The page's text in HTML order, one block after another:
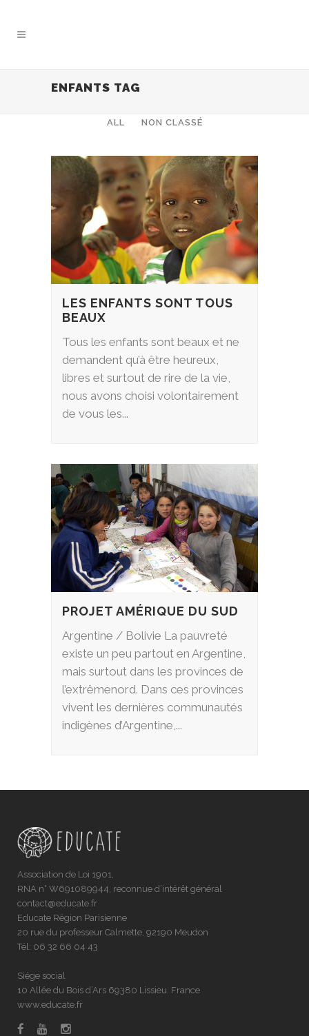
ENFANTS TAG
ALL NON CLASSÉ
LES ENFANTS SONT TOUS
BEAUX
Tous les enfants sont beaux et ne
demandent qu’à être heureux,
libres et surtout de rire de la vie,
nous avons choisi volontairement
de vous les...
PROJET AMÉRIQUE DU SUD
Argentine / Bolivie La pauvreté
existe un peu partout en Argentine,
mais surtout dans les provinces de
l’extrêmenord. Dans ces provinces
vivent les dernières communautés
indigènes d’Argentine,...
Association de Loi 1901,
RNA n° W691089944, reconnue d’intérêt général
contact@educate.fr
Educate Région Parisienne
20 rue du professeur Calmette, 92190 Meudon
Tél: 06 32 66 04 43
Siége social
10 Allée du Bois d’Ars 69380 Lissieu. France
www.educate.fr